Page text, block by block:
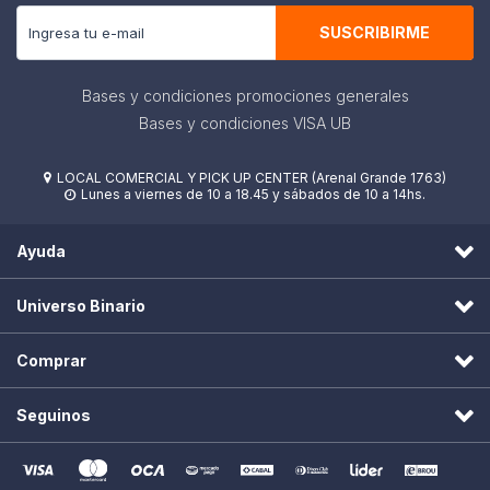
SUSCRIBIRME
Bases y condiciones promociones generales
Bases y condiciones VISA UB
 LOCAL COMERCIAL Y PICK UP CENTER (Arenal Grande 1763)
 Lunes a viernes de 10 a 18.45 y sábados de 10 a 14hs.
Ayuda
Universo Binario
Comprar
Seguinos